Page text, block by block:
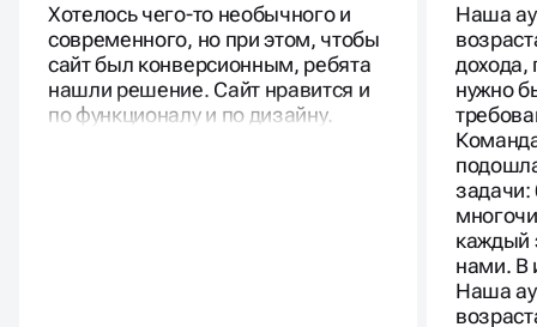
Хотелось чего-то необычного и
современного, но при этом, чтобы
сайт был конверсионным, ребята
нашли решение. Сайт нравится и
по функционалу и по дизайну.
Наша
дохода,
нужно
каждый
нами. В
Наша